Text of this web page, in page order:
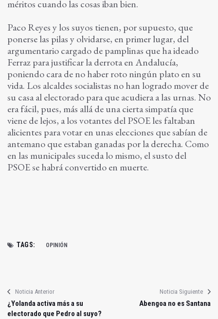
méritos cuando las cosas iban bien.
Paco Reyes y los suyos tienen, por supuesto, que
ponerse las pilas y olvidarse, en primer lugar, del
argumentario cargado de pamplinas que ha ideado
Ferraz para justificar la derrota en Andalucía,
poniendo cara de no haber roto ningún plato en su
vida. Los alcaldes socialistas no han logrado mover de
su casa al electorado para que acudiera a las urnas. No
era fácil, pues, más allá de una cierta simpatía que
viene de lejos, a los votantes del PSOE les faltaban
alicientes para votar en unas elecciones que sabían de
antemano que estaban ganadas por la derecha. Como
en las municipales suceda lo mismo, el susto del
PSOE se habrá convertido en muerte.
TAGS: OPINIÓN
Noticia Anterior
¿Yolanda activa más a su
electorado que Pedro al suyo?
Noticia Siguiente
Abengoa no es Santana